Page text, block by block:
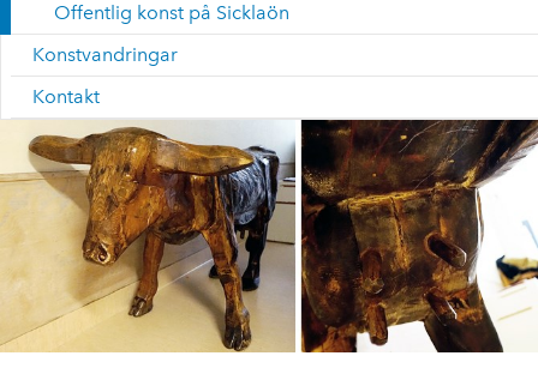
Offentlig konst på Sicklaön
Konstvandringar
Kontakt